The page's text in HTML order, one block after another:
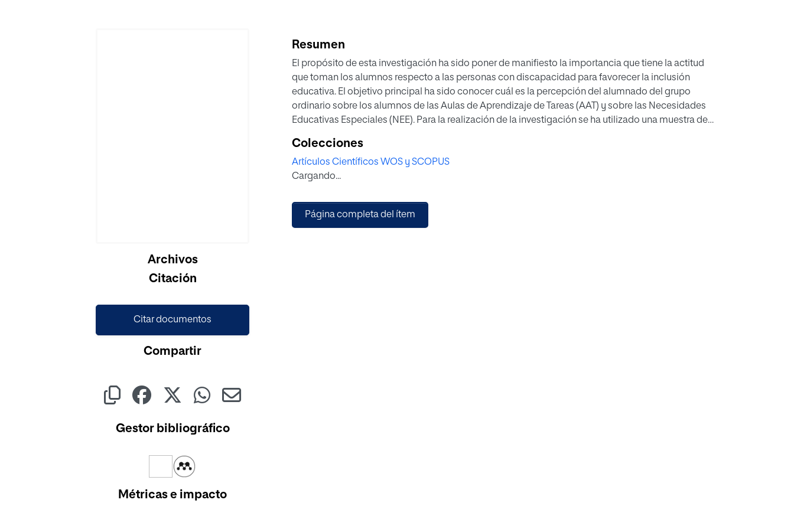
Archivos
Citación
Citar documentos
Compartir
Gestor bibliográfico
Métricas e impacto
Resumen
El propósito de esta investigación ha sido poner de manifiesto la importancia que tiene la actitud
que toman los alumnos respecto a las personas con discapacidad para favorecer la inclusión
educativa. El objetivo principal ha sido conocer cuál es la percepción del alumnado del grupo
ordinario sobre los alumnos de las Aulas de Aprendizaje de Tareas (AAT) y sobre las Necesidades
Educativas Especiales (NEE). Para la realización de la investigación se ha utilizado una muestra de
que consta de diferentes preguntas con respuesta tipo Likert, así como una pregunta abierta. Los
resultados reflejan que hay falta de conocimiento con respecto a las características de los alumnos
de las AAT y que una intención por parte de la mayoría de los alumnos de pasar más tiempo y
importancia de establecer planes de integración orientados al modelo de la inclusión educativa
desde etapas más tempranas.
Colecciones
Artículos Científicos WOS y SCOPUS
Cargando...
Página completa del ítem